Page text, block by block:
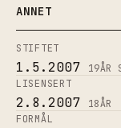
ANNET
STIFTET
1.5.2007 19ÅR
LISENSERT
2.8.2007 18ÅR
FORMÅL